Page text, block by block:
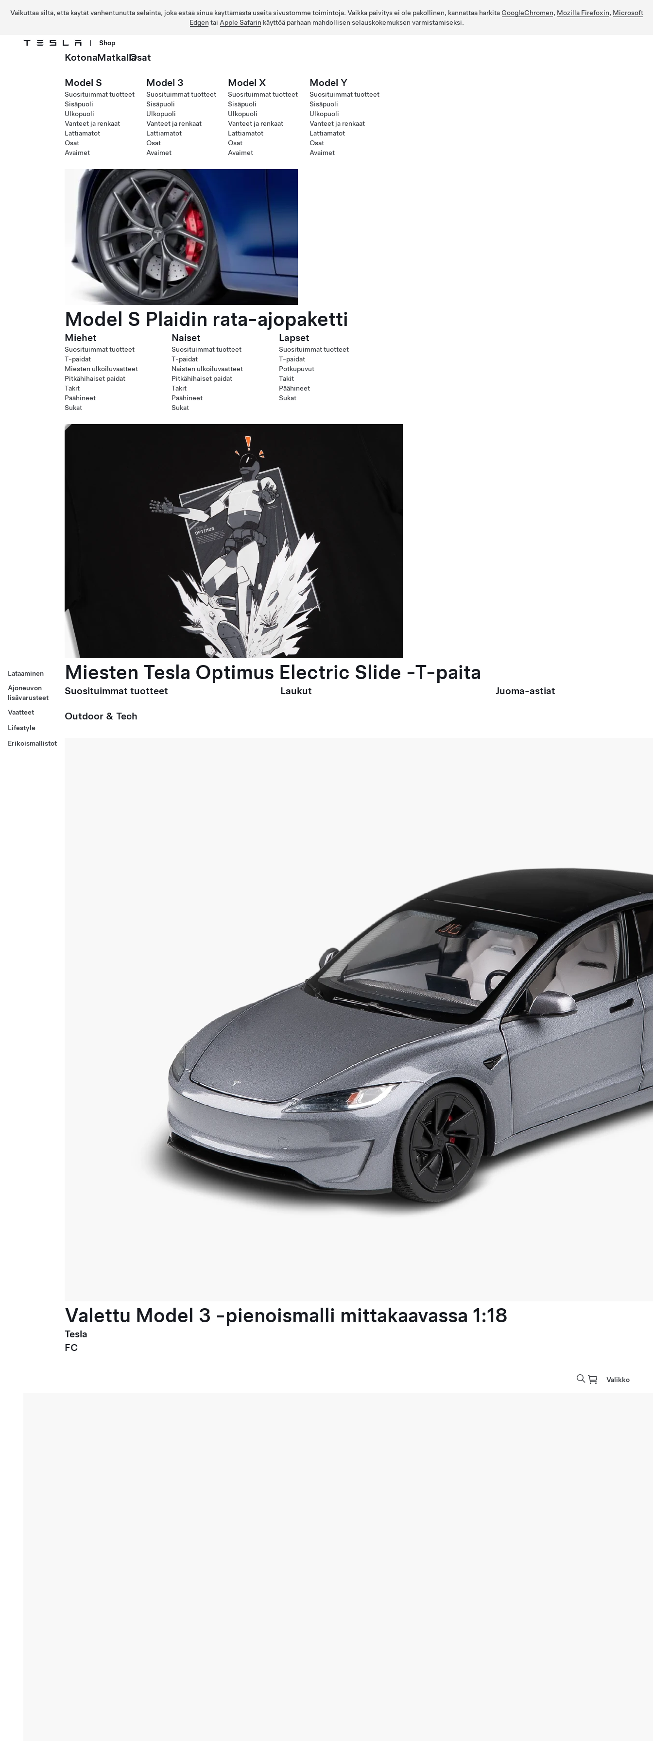
Vaikuttaa siltä, että käytät vanhentunutta selainta, joka estää sinua käyttämästä useita sivustomme toimintoja. Vaikka päivitys ei ole pakollinen, kannattaa harkita GoogleChromen, Mozilla Firefoxin, Microsoft
Edgen tai Apple Safarin käyttöä parhaan mahdollisen selauskokemuksen varmistamiseksi.
| Shop
Lataaminen
Ajoneuvon
lisävarusteet
Vaatteet
Lifestyle
Erikoismallistot
KotonaMatkallaOsat
Model S
Suosituimmat tuotteet
Sisäpuoli
Ulkopuoli
Vanteet ja renkaat
Lattiamatot
Osat
Avaimet
Model 3
Suosituimmat tuotteet
Sisäpuoli
Ulkopuoli
Vanteet ja renkaat
Lattiamatot
Osat
Avaimet
Model X
Suosituimmat tuotteet
Sisäpuoli
Ulkopuoli
Vanteet ja renkaat
Lattiamatot
Osat
Avaimet
Model Y
Suosituimmat tuotteet
Sisäpuoli
Ulkopuoli
Vanteet ja renkaat
Lattiamatot
Osat
Avaimet
Model S Plaidin rata-ajopaketti
Miehet
Suosituimmat tuotteet
T-paidat
Miesten ulkoiluvaatteet
Pitkähihaiset paidat
Takit
Päähineet
Sukat
Naiset
Suosituimmat tuotteet
T-paidat
Naisten ulkoiluvaatteet
Pitkähihaiset paidat
Takit
Päähineet
Sukat
Lapset
Suosituimmat tuotteet
T-paidat
Potkupuvut
Takit
Päähineet
Sukat
Miesten Tesla Optimus Electric Slide -T-paita
Suosituimmat tuotteet Laukut Juoma-astiat
Outdoor & Tech
Valettu Model 3 -pienoismalli mittakaavassa 1:18
Tesla
FC
Valikko